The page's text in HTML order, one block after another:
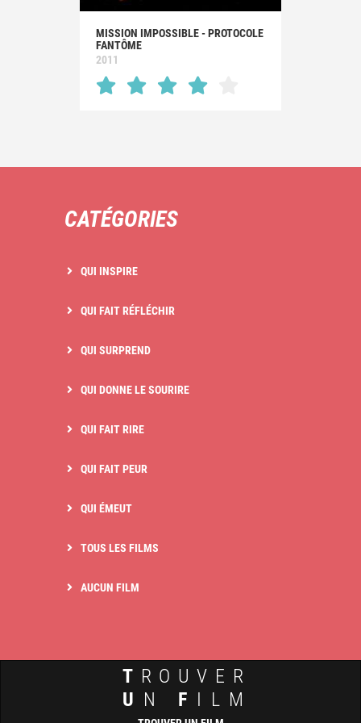
MISSION IMPOSSIBLE - PROTOCOLE
FANTÔME
2011
CATÉGORIES
QUI INSPIRE
QUI FAIT RÉFLÉCHIR
QUI SURPREND
QUI DONNE LE SOURIRE
QUI FAIT RIRE
QUI FAIT PEUR
QUI ÉMEUT
TOUS LES FILMS
AUCUN FILM
T ROUVER
U N F ILM